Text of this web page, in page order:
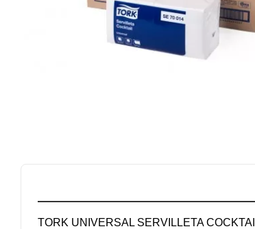
TORK UNIVERSAL SERVILLETA